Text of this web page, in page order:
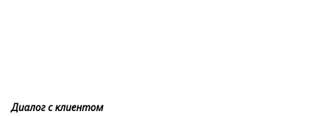
Диалог с клиентом